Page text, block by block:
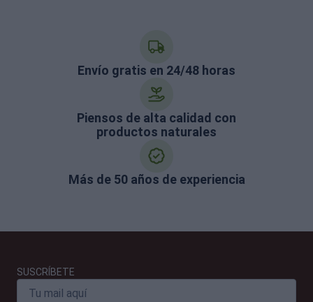
Envío gratis en 24/48 horas
Piensos de alta calidad con
productos naturales
Más de 50 años de experiencia
SUSCRÍBETE